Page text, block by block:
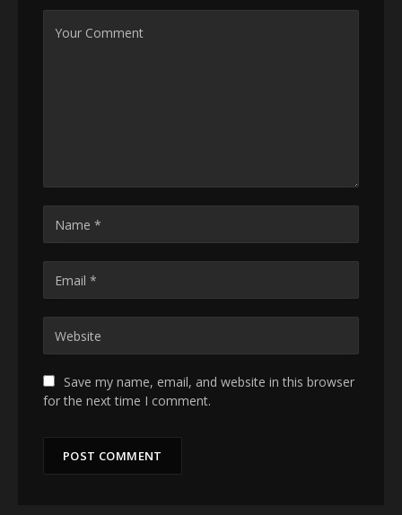
Save my name, email, and website in this browser
for the next time I comment.